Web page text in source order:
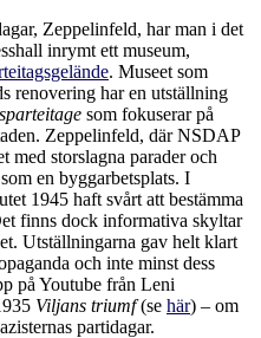
Zeppelinfeld, har man i det
inrymt ett museum,
. Museet som
renovering har en utställning
som fokuserar på
Zeppelinfeld, där NSDAP
med storslagna parader och
en byggarbetsplats. I
1945 haft svårt att bestämma
finns dock informativa skyltar
Utställningarna gav helt klart
och inte minst dess
på Youtube från Leni
Viljans triumf(se här) – om
partidagar.